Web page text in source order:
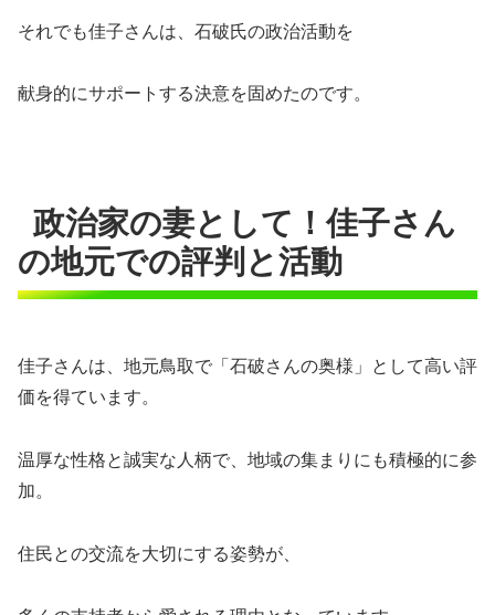
それでも佳子さんは、石破氏の政治活動を
献身的にサポートする決意を固めたのです。
政治家の妻として！佳子さん
の地元での評判と活動
佳子さんは、地元鳥取で「石破さんの奥様」として高い評
価を得ています。
温厚な性格と誠実な人柄で、地域の集まりにも積極的に参
加。
住民との交流を大切にする姿勢が、